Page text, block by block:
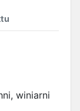
winiarni